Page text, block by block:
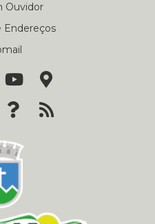
Ouvidor
Endereços